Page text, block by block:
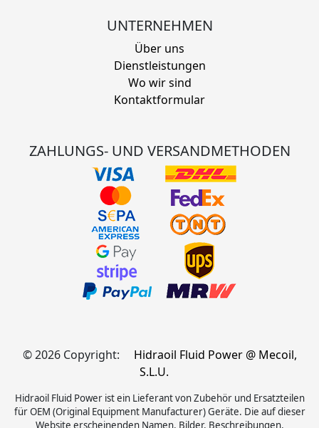
UNTERNEHMEN
Über uns
Dienstleistungen
Wo wir sind
Kontaktformular
ZAHLUNGS- UND VERSANDMETHODEN
© 2026 Copyright:
Hidraoil Fluid Power @ Mecoil,
S.L.U.
Hidraoil Fluid Power ist ein Lieferant von Zubehör und Ersatzteilen
für OEM (Original Equipment Manufacturer) Geräte. Die auf dieser
Website erscheinenden Namen, Bilder, Beschreibungen,